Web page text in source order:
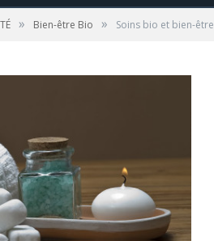
» Bien-être Bio » Soins bio et bien-être